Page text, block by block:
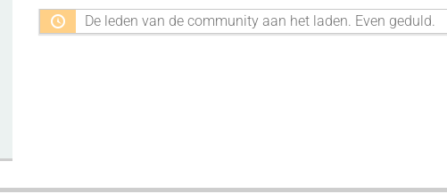
De leden van de community aan het laden. Even geduld.